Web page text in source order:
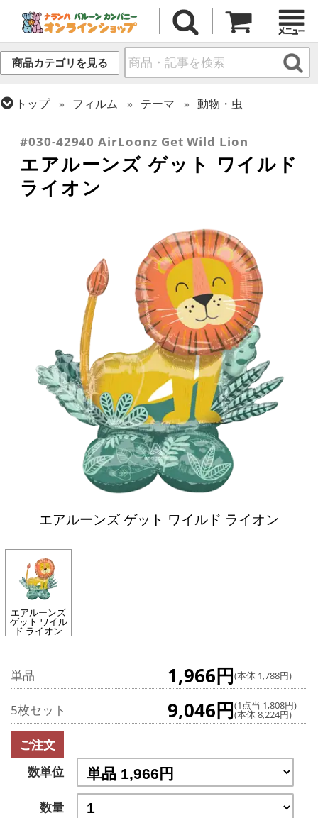
商品カテゴリを見る
トップ フィルム テーマ
動物・虫
エアー・スタンディング(空気自立型) バルーン
#030-42940 AirLoonz Get Wild Lion
エアルーンズ ゲット ワイルド
ライオン
エアルーンズ ゲット ワイルド ライオン
エアルーンズ
ゲット ワイル
ド ライオン
単品 1,966円(本体 1,788円)
5枚セット 9,046円(1点当 1,808円)
(本体 8,224円)
ご注文
数単位
数量